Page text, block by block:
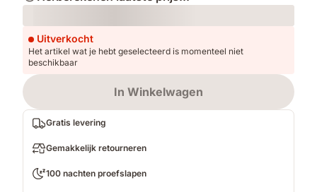
Loading
Uitverkocht
Het artikel wat je hebt geselecteerd is momenteel niet
beschikbaar
In Winkelwagen
Gratis levering
Gemakkelijk retourneren
100 nachten proefslapen